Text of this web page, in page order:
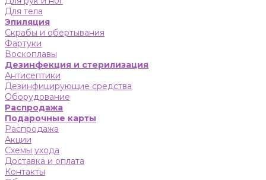
Для тела
Эпиляция
Скрабы и обертывания
Фартуки
Воскоплавы
Дезинфекция и стерилизация
Антисептики
Дезинфицирующие средства
Оборудование
Распродажа
Подарочные карты
Распродажа
Акции
Схемы ухода
Доставка и оплата
Контакты